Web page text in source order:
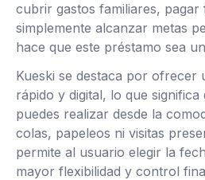
cubrir gastos familiares,
simplemente alcanzar metas
hace que este préstamo sea
Kueski se destaca por ofrecer
rápido y digital, lo que
puedes realizar desde la
colas, papeleos ni visitas
permite al usuario elegir la
mayor flexibilidad y control